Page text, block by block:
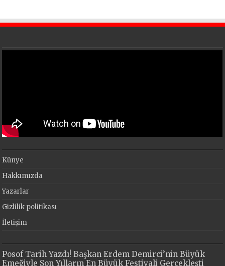
Künye
Hakkımızda
Yazarlar
Gizlilik politikası
İletişim
Posof Tarih Yazdı! Başkan Erdem Demirci’nin Büyük
Emeğiyle Son Yılların En Büyük Festivali Gerçekleşti